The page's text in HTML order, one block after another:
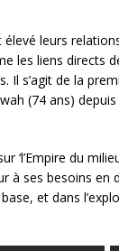
élevé leurs
les liens directs
Il s’agit de la
(74 ans)
‘l’Empire du
à ses besoins en
et dans